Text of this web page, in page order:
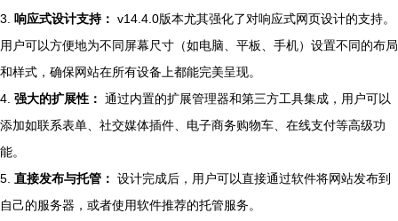
3.
响应式设计支持： v14.4.0版本尤其强化了对响应式网页设计的支持。
用户可以方便地为不同屏幕尺寸（如电脑、平板、手机）设置不同的布局
和样式，确保网站在所有设备上都能完美呈现。
4. 强大的扩展性： 通过内置的扩展管理器和第三方工具集成，用户可以
添加如联系表单、社交媒体插件、电子商务购物车、在线支付等高级功
能。
5. 直接发布与托管： 设计完成后，用户可以直接通过软件将网站发布到
自己的服务器，或者使用软件推荐的托管服务。